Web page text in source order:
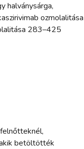
halványsárga,
ozmolalitása
283–425
betöltötték